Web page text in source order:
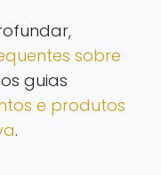
sobre
guias
e produtos
.